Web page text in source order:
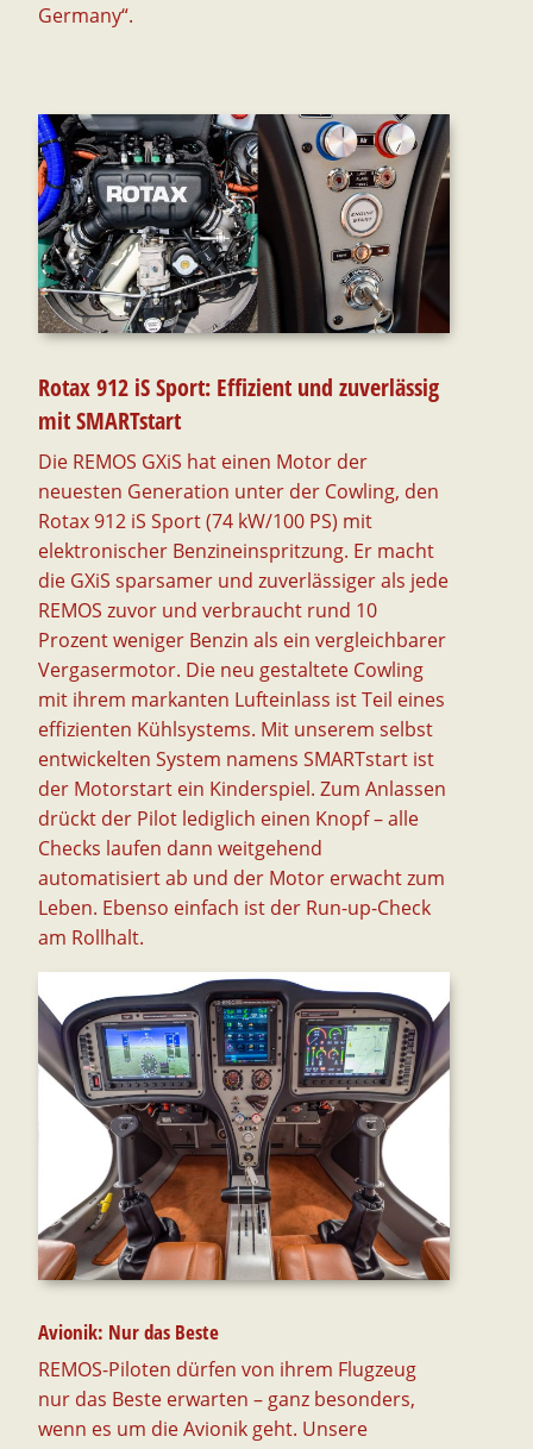
Germany“.
Rotax 912 iS Sport: Effizient und zuverlässig
mit SMARTstart
Die REMOS GXiS hat einen Motor der
neuesten Generation unter der Cowling, den
Rotax 912 iS Sport (74 kW/100 PS) mit
elektronischer Benzineinspritzung. Er macht
die GXiS sparsamer und zuverlässiger als jede
REMOS zuvor und verbraucht rund 10
Prozent weniger Benzin als ein vergleichbarer
Vergasermotor. Die neu gestaltete Cowling
mit ihrem markanten Lufteinlass ist Teil eines
effizienten Kühlsystems. Mit unserem selbst
entwickelten System namens SMARTstart ist
der Motorstart ein Kinderspiel. Zum Anlassen
drückt der Pilot lediglich einen Knopf – alle
Checks laufen dann weitgehend
automatisiert ab und der Motor erwacht zum
Leben. Ebenso einfach ist der Run-up-Check
am Rollhalt.
Avionik: Nur das Beste
REMOS-Piloten dürfen von ihrem Flugzeug
nur das Beste erwarten – ganz besonders,
wenn es um die Avionik geht. Unsere